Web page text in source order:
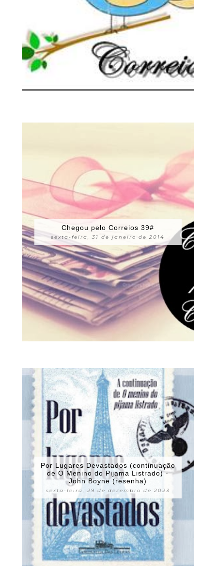
Chegou pelo Correios 39#
sexta-feira, 31 de janeiro de 2014
Por Lugares Devastados (continuação
de O Menino do Pijama Listrado) -
John Boyne (resenha)
sexta-feira, 29 de dezembro de 2023